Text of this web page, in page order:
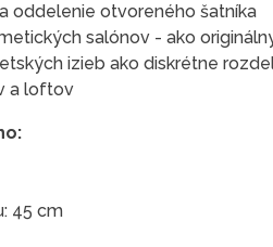
oddelenie otvoreného šatníka
salónov - ako
izieb ako diskrétne
a loftov
45 cm